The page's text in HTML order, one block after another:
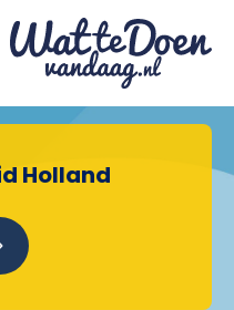
Holland